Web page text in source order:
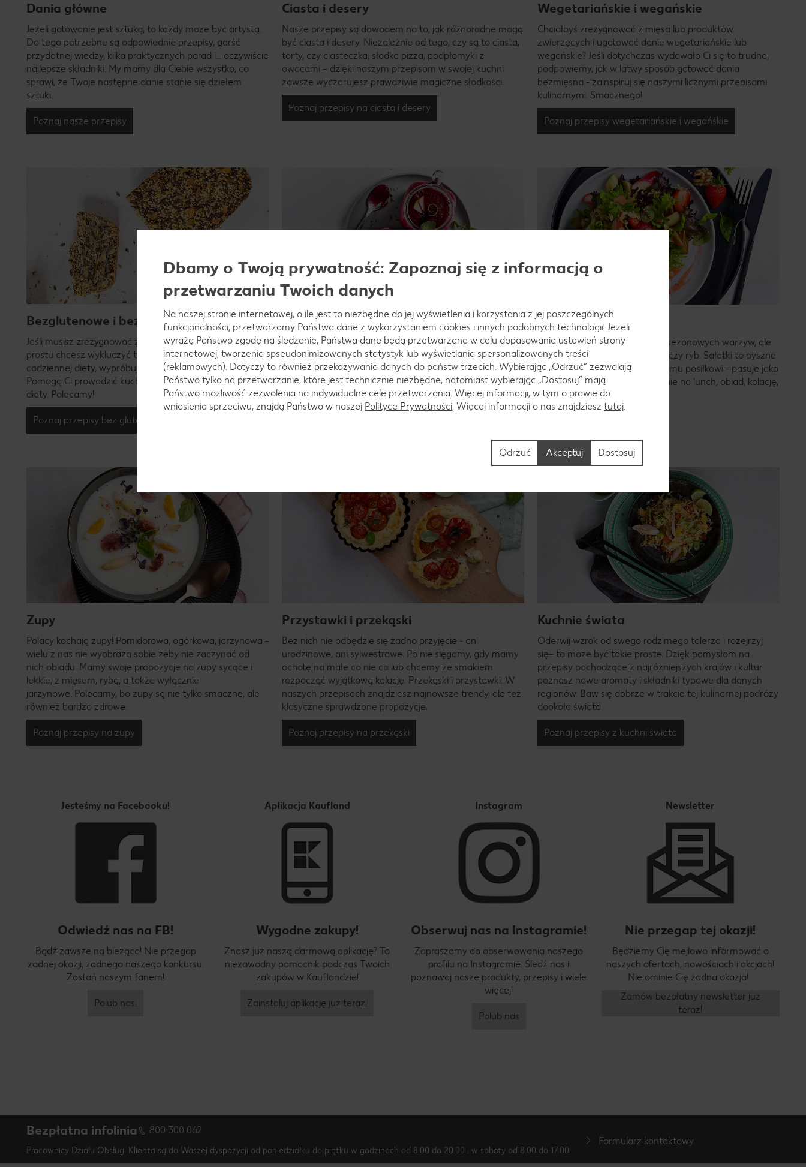
Dania główne
Jeżeli gotowanie jest sztuką, to każdy może być artystą.
Do tego potrzebne są odpowiednie przepisy, garść
przydatnej wiedzy, kilka praktycznych porad i… oczywiście
najlepsze składniki. My mamy dla Ciebie wszystko, co
sprawi, że Twoje następne danie stanie się dziełem
sztuki.
Poznaj nasze przepisy
Ciasta i desery
Nasze przepisy są dowodem na to, jak różnorodne mogą
być ciasta i desery. Niezależnie od tego, czy są to ciasta,
torty, czy ciasteczka, słodka pizza, podpłomyki z
owocami – dzięki naszym przepisom w swojej kuchni
zawsze wyczarujesz prawdziwie magiczne słodkości.
Poznaj przepisy na ciasta i desery
Wegetariańskie i wegańskie
Chciałbyś zrezygnować z mięsa lub produktów
zwierzęcych i ugotować danie wegetariańskie lub
wegańskie? Jeśli dotychczas wydawało Ci się to trudne,
podpowiemy, jak w latwy sposób gotować dania
bezmięsna - zainspiruj się naszymi licznymi przepisami
kulinarnymi. Smacznego!
Poznaj przepisy wegetariańskie i wegańśkie
Bezglutenowe i bez laktozy
Jeśli musisz zrezygnować z glutenu czy laktozy - lub po
prostu chcesz wykluczyć te składniki ze swojej
codziennej diety, wypróbuj nasze przepisy kulinarne.
Pomogą Ci prowadzić kuchnię odpowiednią do Twojej
diety. Polecamy!
Poznaj przepisy bez glutenu i bez laktozy
Lemoniady, smoothie, koktajle
Jeżeli chodzi o przepisy, to nie może wśród nich
zabraknąć naszych pomysłów na napoje. Przygotuj sobie
smoothie, shake'a lub egzotyczny koktajl, delektuj się
koktajlem albo podaj swoim gościom owocową
lemoniadę. Na zdrowie!
Sałatki
Lekkie lub bardziej pożywne, z sezonowych warzyw, ale
także z dodatkiem sera, mięsa czy ryb. Sałatki to pyszne
danie, które doda smaku każdemu posiłkowi - pasuje jako
dodatek i jako samodzielne danie na lunch, obiad, kolację,
czy do grilla. Polecamy!
Zupy
Polacy kochają zupy! Pomidorowa, ogórkowa, jarzynowa -
wielu z nas nie wyobraża sobie żeby nie zaczynać od
nich obiadu. Mamy swoje propozycje na zupy sycące i
lekkie, z mięsem, rybą, a także wyłącznie
jarzynowe. Polecamy, bo zupy są nie tylko smaczne, ale
również bardzo zdrowe.
Poznaj przepisy na zupy
Przystawki i przekąski
Bez nich nie odbędzie się żadno przyjęcie - ani
urodzinowe, ani sylwestrowe. Po nie sięgamy, gdy mamy
ochotę na małe co nie co lub chcemy ze smakiem
rozpocząć wyjątkową kolację. Przekąski i przystawki. W
naszych przepisach znajdziesz najnowsze trendy, ale też
klasyczne sprawdzone propozycje.
Poznaj przepisy na przekąski
Kuchnie świata
Oderwij wzrok od swego rodzimego talerza i rozejrzyj
się– to może być takie proste. Dzięk pomysłom na
przepisy pochodzące z najróżniejszych krajów i kultur
poznasz nowe aromaty i składniki typowe dla danych
regionów. Baw się dobrze w trakcie tej kulinarnej podróży
dookoła świata.
Poznaj przepisy z kuchni świata
Jesteśmy na Facebooku!
Odwiedź nas na FB!
Bądź zawsze na bieżąco! Nie przegap
żadnej okazji, żadnego naszego konkursu.
Zostań naszym fanem!
Polub nas!
Aplikacja Kaufland
Wygodne zakupy!
Znasz już naszą darmową aplikację? To
niezawodny pomocnik podczas Twoich
zakupów w Kauflandzie!
Zainstaluj aplikację już teraz!
Instagram
Obserwuj nas na Instagramie!
Zapraszamy do obserwowania naszego
profilu na Instagramie. Śledź nas i
poznawaj nasze produkty, przepisy i wiele
więcej!
Polub nas
Newsletter
Nie przegap tej okazji!
Będziemy Cię mejlowo informować o
naszych ofertach, nowościach i akcjach!
Nie ominie Cię żadna okazja!
Zamów bezpłatny newsletter już
teraz!
Bezpłatna infolinia 800 300 062
Pracownicy Działu Obsługi Klienta są do Waszej dyspozycji od poniedziałku do piątku w godzinach od 8.00 do 20.00 i w soboty od 8.00 do 17.00.
Formularz kontaktowy
Dbamy o Twoją prywatność: Zapoznaj się z informacją o
przetwarzaniu Twoich danych
Na naszej stronie internetowej, o ile jest to niezbędne do jej wyświetlenia i korzystania z jej poszczególnych
funkcjonalności, przetwarzamy Państwa dane z wykorzystaniem cookies i innych podobnych technologii. Jeżeli
wyrażą Państwo zgodę na śledzenie, Państwa dane będą przetwarzane w celu dopasowania ustawień strony
internetowej, tworzenia spseudonimizowanych statystyk lub wyświetlania spersonalizowanych treści
(reklamowych). Dotyczy to również przekazywania danych do państw trzecich. Wybierając „Odrzuć“ zezwalają
Państwo tylko na przetwarzanie, które jest technicznie niezbędne, natomiast wybierając „Dostosuj” mają
Państwo możliwość zezwolenia na indywidualne cele przetwarzania. Więcej informacji, w tym o prawie do
wniesienia sprzeciwu, znajdą Państwo w naszej Polityce Prywatności. Więcej informacji o nas znajdziesztutaj.
Dostosuj
Odrzuć Akceptuj